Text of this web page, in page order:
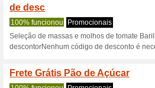
de R$199
100% funcionou